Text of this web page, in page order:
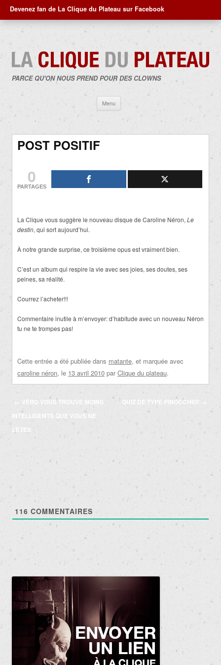
Devenez fan de La Clique du Plateau sur Facebook
PARCE QU'ON NOUS PREND POUR DES CLOWNS
Menu
contenu
POST POSITIF
0
PARTAGES
La Clique vous suggère le nouveau disque de Caroline Néron, Le
destin, qui sort aujourd’hui.
À notre grande surprise, ce troisième opus est vraiment bien.
C’est un album qui respire la vie avec ses joies, ses doutes, ses
peines, sa réalité.
Courrez l’acheter!!!
Commentaire inutile à m’envoyer: d’habitude avec un nouveau Néron
tu ne te trompes pas!
Cette entrée a été publiée dans matante, et marquée avec
caroline néron, le 13 avril 2010 par Clique du plateau.
Navigation
des
articles
← VÉRO VOUS TROUVE MOINS
INTELLIGENTS QUE VOUS NE
L’ÊTES
QUIZ DE TYPE PINOCCHIO! →
116 COMMENTAIRES